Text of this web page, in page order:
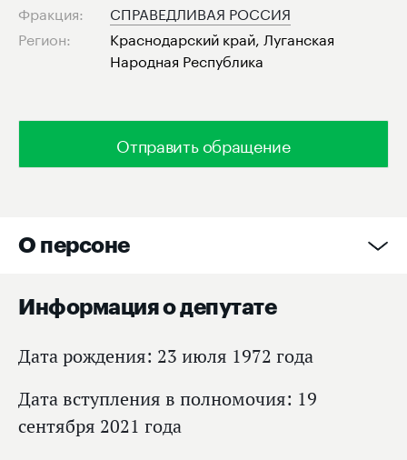
Отправить обращение
Фракция:
СПРАВЕДЛИВАЯ РОССИЯ
Регион:
Краснодарский край, Луганская
Народная Республика
О персоне
Информация о депутате
Дата рождения: 23 июля 1972 года
Дата вступления в полномочия: 19
сентября 2021 года